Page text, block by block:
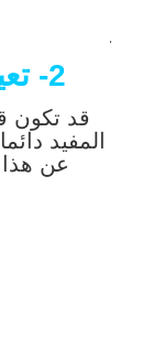
.
2- تعيين اهداف SMART.
قد تكون
المفيد
عن هذا